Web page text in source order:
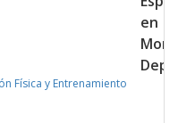
en
Física y Entrenamiento